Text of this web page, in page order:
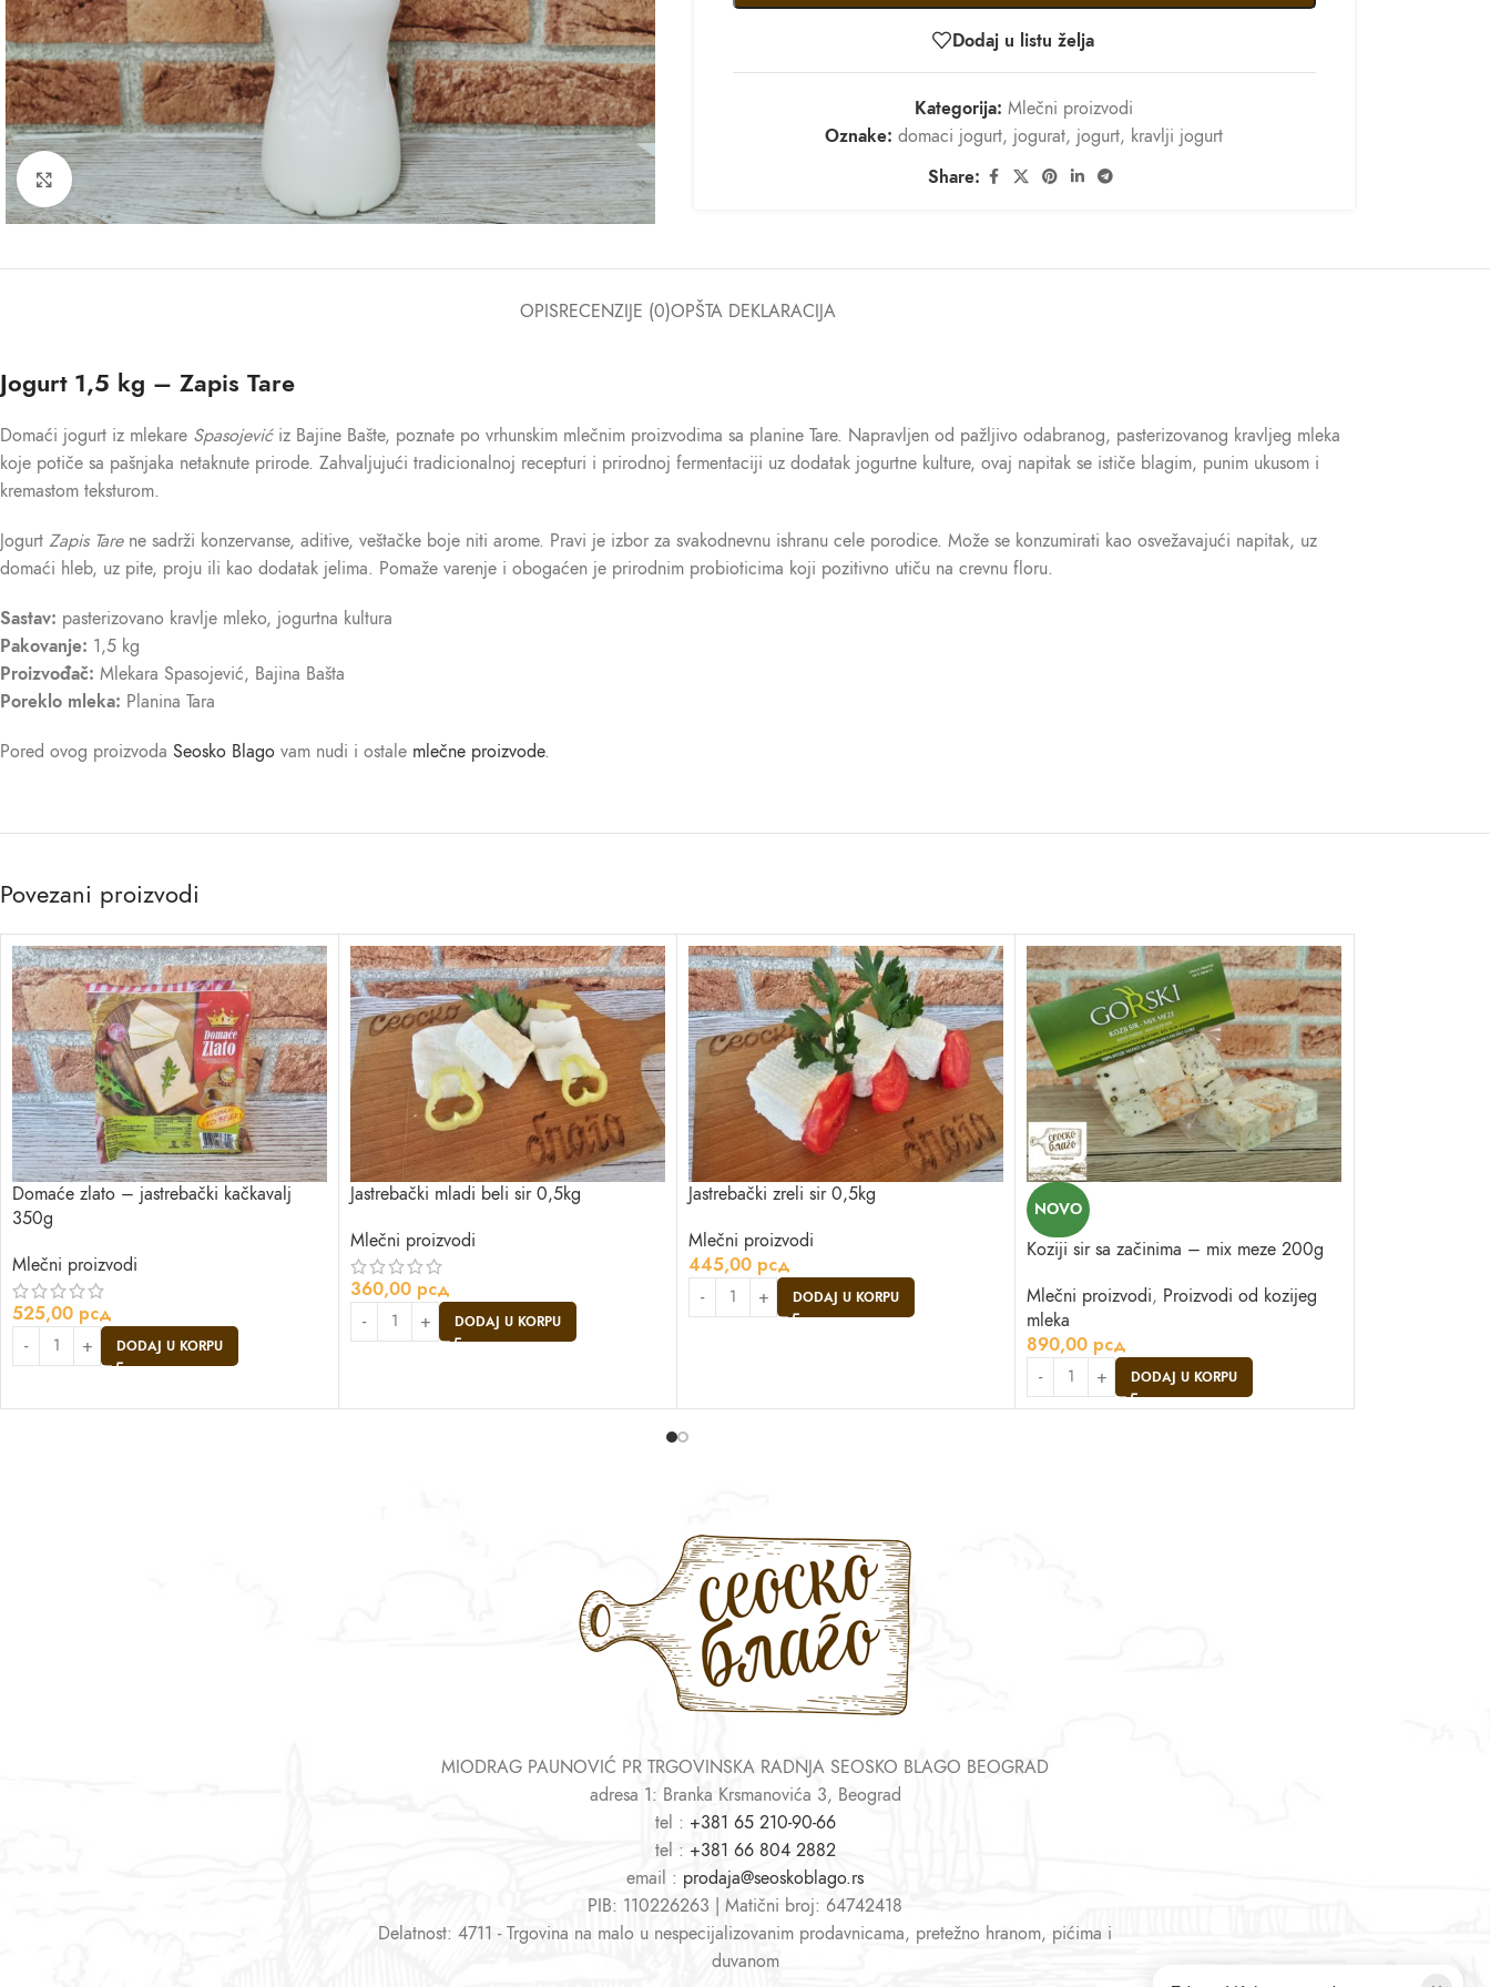
Kliknite za uvećanje
Dodaj u listu želja
Kategorija: Mlečni proizvodi
Oznake: domaci jogurt, jogurat, jogurt, kravlji jogurt
Share:
OPISRECENZIJE (0)OPŠTA DEKLARACIJA
Jogurt 1,5 kg – Zapis Tare
Domaći jogurt iz mlekare Spasojevićiz Bajine Bašte, poznate po vrhunskim mlečnim proizvodima sa planine Tare. Napravljen od pažljivo odabranog, pasterizovanog kravljeg mleka
koje potiče sa pašnjaka netaknute prirode. Zahvaljujući tradicionalnoj recepturi i prirodnoj fermentaciji uz dodatak jogurtne kulture, ovaj napitak se ističe blagim, punim ukusom i
kremastom teksturom.
Jogurt Zapis Tarene sadrži konzervanse, aditive, veštačke boje niti arome. Pravi je izbor za svakodnevnu ishranu cele porodice. Može se konzumirati kao osvežavajući napitak, uz
domaći hleb, uz pite, proju ili kao dodatak jelima. Pomaže varenje i obogaćen je prirodnim probioticima koji pozitivno utiču na crevnu floru.
Sastav: pasterizovano kravlje mleko, jogurtna kultura
Pakovanje: 1,5 kg
Proizvođač: Mlekara Spasojević, Bajina Bašta
Poreklo mleka: Planina Tara
Pored ovog proizvoda Seosko Blago vam nudi i ostale mlečne proizvode.
Povezani proizvodi
Domaće zlato – jastrebački kačkavalj
350g
Mlečni proizvodi
525,00 рсд
DODAJ U KORPU
Jastrebački mladi beli sir 0,5kg
Mlečni proizvodi
360,00 рсд
DODAJ U KORPU
Jastrebački zreli sir 0,5kg
Mlečni proizvodi
445,00 рсд
DODAJ U KORPU
NOVO
Koziji sir sa začinima – mix meze 200g
Mlečni proizvodi, Proizvodi od kozijeg
mleka
890,00 рсд
DODAJ U KORPU
MIODRAG PAUNOVIĆ PR TRGOVINSKA RADNJA SEOSKO BLAGO BEOGRAD
adresa 1: Branka Krsmanovića 3, Beograd
tel : +381 65 210-90-66
tel : +381 66 804 2882
email : prodaja@seoskoblago.rs
PIB: 110226263 | Matični broj: 64742418
Delatnost: 4711 - Trgovina na malo u nespecijalizovanim prodavnicama, pretežno hranom, pićima i
duvanom